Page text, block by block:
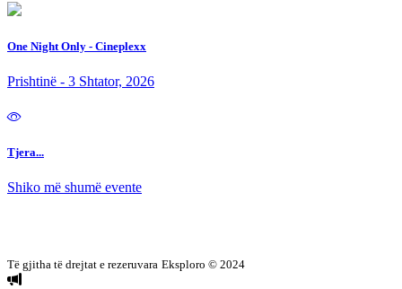
One Night Only - Cineplexx
Prishtinë - 3 Shtator, 2026
Tjera...
Shiko më shumë evente
Të gjitha të drejtat e rezeruvara Eksploro © 2024